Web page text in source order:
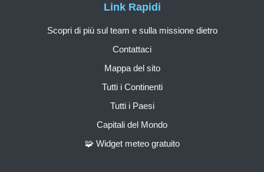
Link Rapidi
Scopri di più sul team e sulla missione dietro
Contattaci
Mappa del sito
Tutti i Continenti
Tutti i Paesi
Capitali del Mondo
🧩 Widget meteo gratuito